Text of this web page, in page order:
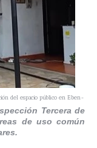
del espacio público en Eben-
Tercera de
de uso común